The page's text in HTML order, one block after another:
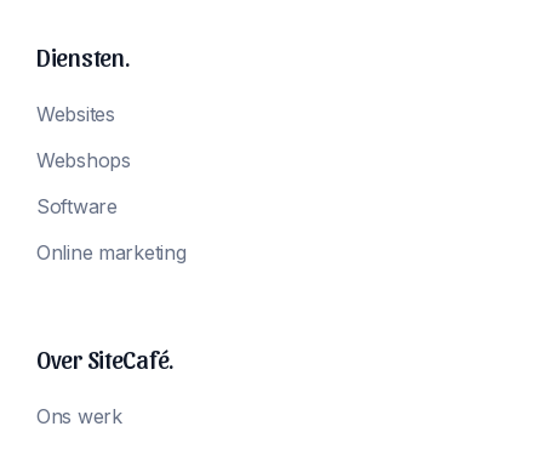
Diensten.
Websites
Webshops
Software
Online marketing
Over SiteCafé.
Ons werk